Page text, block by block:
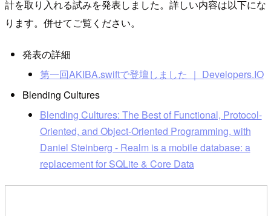
計を取り入れる試みを発表しました。詳しい内容は以下にな
ります。併せてご覧ください。
発表の詳細
第一回AKIBA.swiftで登壇しました ｜ Developers.IO
Blending Cultures
Blending Cultures: The Best of Functional, Protocol-
Oriented, and Object-Oriented Programming, with
Daniel Steinberg - Realm is a mobile database: a
replacement for SQLite & Core Data